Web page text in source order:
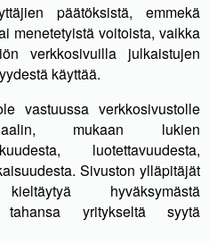
päätöksistä, emmekä
menetetyistä voitoista, vaikka
verkkosivuilla julkaistujen
käyttää.
vastuussa verkkosivustolle
mukaan lukien
luotettavuudesta,
Sivuston ylläpitäjät
hyväksymästä
tahansa yritykseltä syytä